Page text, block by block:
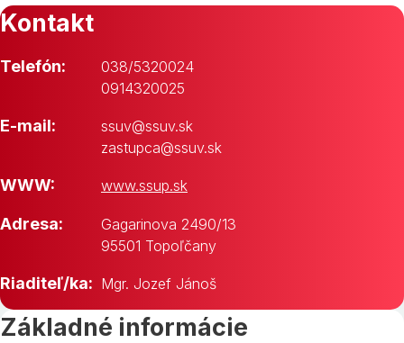
Kontakt
Telefón:
038/5320024
0914320025
E-mail:
ssuv@ssuv.sk
zastupca@ssuv.sk
WWW: www.ssup.sk
Adresa:
Gagarinova 2490/13
95501 Topoľčany
Riaditeľ/ka: Mgr. Jozef Jánoš
Základné informácie